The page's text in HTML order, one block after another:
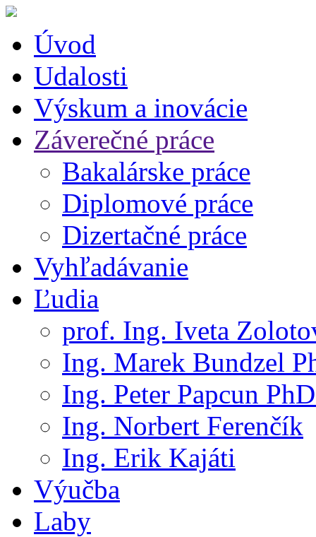
Úvod
Udalosti
Výskum a inovácie
Záverečné práce
Bakalárske práce
Diplomové práce
Dizertačné práce
Vyhľadávanie
Ľudia
prof. Ing. Iveta
Ing. Marek Bundzel
Ing. Peter Papcun
Ing. Norbert Ferenčík
Ing. Erik Kajáti
Výučba
Laby